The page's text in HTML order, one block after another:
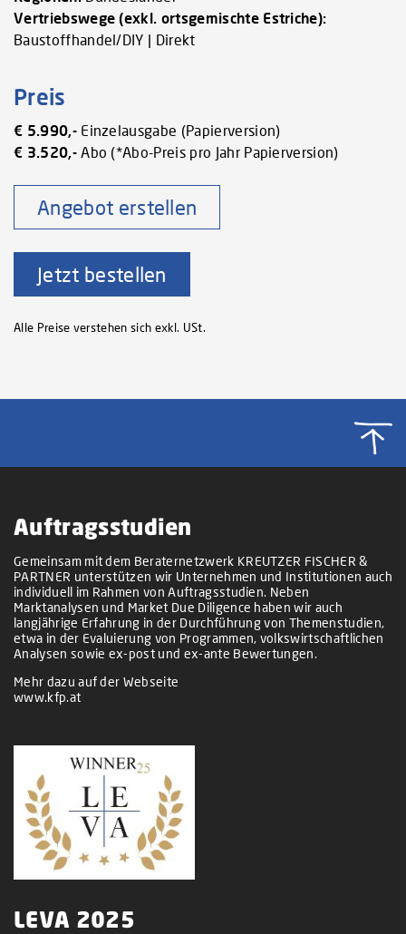
Vertriebswege (exkl. ortsgemischte Estriche):
Baustoffhandel/DIY | Direkt
Preis
€ 5.990,-Einzelausgabe (Papierversion)
€ 3.520,-Abo (*Abo-Preis pro Jahr Papierversion)
Angebot erstellen
Jetzt bestellen
Alle Preise verstehen sich exkl. USt.
Auftragsstudien
Gemeinsam mit dem Beraternetzwerk KREUTZER FISCHER &
PARTNER unterstützen wir Unternehmen und Institutionen auch
individuell im Rahmen von Auftragsstudien. Neben
Marktanalysen und Market Due Diligence haben wir auch
langjährige Erfahrung in der Durchführung von Themenstudien,
etwa in der Evaluierung von Programmen, volkswirtschaftlichen
Analysen sowie ex-post und ex-ante Bewertungen.
Mehr dazu auf der Webseite
www.kfp.at
LEVA 2025